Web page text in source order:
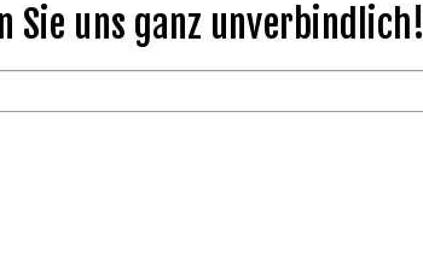
Sie uns ganz unverbindlich!